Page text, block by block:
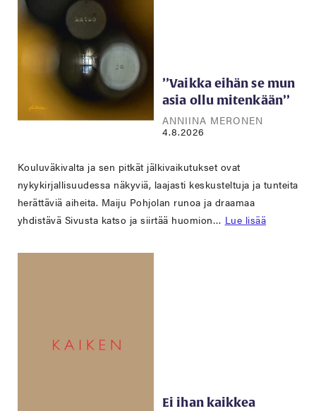
’’Vaikka eihän se mun
asia ollu mitenkään’’
ANNIINA MERONEN
4.8.2026
Kouluväkivalta ja sen pitkät jälkivaikutukset ovat
nykykirjallisuudessa näkyviä, laajasti keskusteltuja ja tunteita
herättäviä aiheita. Maiju Pohjolan runoa ja draamaa
yhdistävä Sivusta katso ja siirtää huomion… Lue lisää
Ei ihan kaikkea